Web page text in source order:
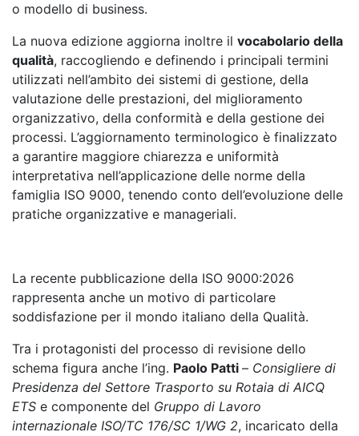
o modello di business.
La nuova edizione aggiorna inoltre il vocabolario della
qualità, raccogliendo e definendo i principali termini
utilizzati nell’ambito dei sistemi di gestione, della
valutazione delle prestazioni, del miglioramento
organizzativo, della conformità e della gestione dei
processi. L’aggiornamento terminologico è finalizzato
a garantire maggiore chiarezza e uniformità
interpretativa nell’applicazione delle norme della
famiglia ISO 9000, tenendo conto dell’evoluzione delle
pratiche organizzative e manageriali.
La recente pubblicazione della ISO 9000:2026
rappresenta anche un motivo di particolare
soddisfazione per il mondo italiano della Qualità.
Tra i protagonisti del processo di revisione dello
schema figura anche l’ing. Paolo Patti – Consigliere di
Presidenza del Settore Trasporto su Rotaia di AICQ
ETS e componente del Gruppo di Lavoro
internazionale ISO/TC 176/SC 1/WG 2, incaricato della